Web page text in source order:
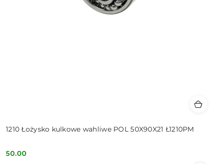
1210 Łożysko kulkowe wahliwe POL 50X90X21 Ł1210PM
Cena:
50.00